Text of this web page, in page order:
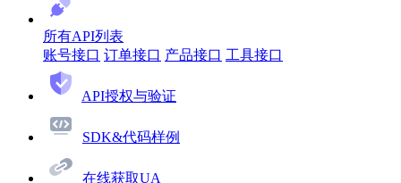
所有API列表
账号接口 订单接口 产品接口 工具接口
API授权与验证
SDK&代码样例
在线获取UA